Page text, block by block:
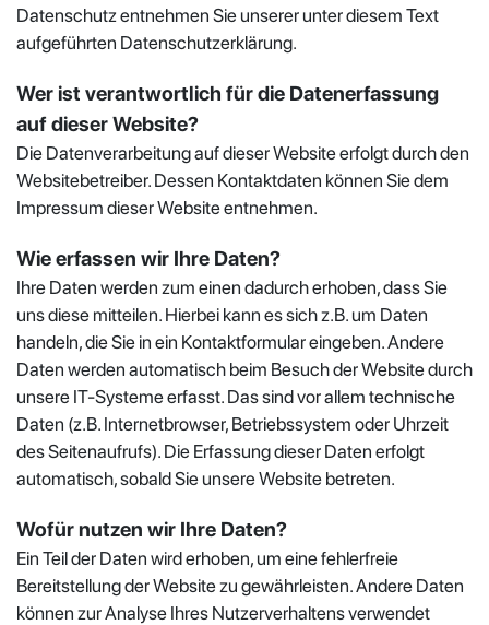
Datenschutz entnehmen Sie unserer unter diesem Text
aufgeführten Datenschutzerklärung.
Wer ist verantwortlich für die Datenerfassung
auf dieser Website?
Die Datenverarbeitung auf dieser Website erfolgt durch den
Websitebetreiber. Dessen Kontaktdaten können Sie dem
Impressum dieser Website entnehmen.
Wie erfassen wir Ihre Daten?
Ihre Daten werden zum einen dadurch erhoben, dass Sie
uns diese mitteilen. Hierbei kann es sich z.B. um Daten
handeln, die Sie in ein Kontaktformular eingeben. Andere
Daten werden automatisch beim Besuch der Website durch
unsere IT-Systeme erfasst. Das sind vor allem technische
Daten (z.B. Internetbrowser, Betriebssystem oder Uhrzeit
des Seitenaufrufs). Die Erfassung dieser Daten erfolgt
automatisch, sobald Sie unsere Website betreten.
Wofür nutzen wir Ihre Daten?
Ein Teil der Daten wird erhoben, um eine fehlerfreie
Bereitstellung der Website zu gewährleisten. Andere Daten
können zur Analyse Ihres Nutzerverhaltens verwendet